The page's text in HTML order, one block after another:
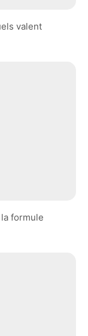
valent
formule